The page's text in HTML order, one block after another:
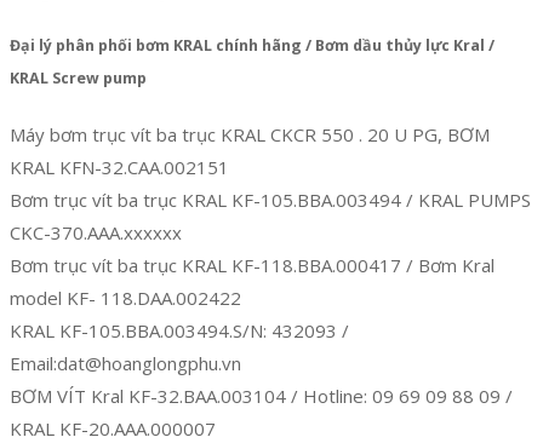
Đại lý phân phối bơm KRAL chính hãng / Bơm dầu thủy lực Kral /
KRAL Screw pump
Máy bơm trục vít ba trục KRAL CKCR 550 . 20 U PG, BƠM
KRAL KFN-32.CAA.002151
Bơm trục vít ba trục KRAL KF-105.BBA.003494 / KRAL PUMPS
CKC-370.AAA.xxxxxx
Bơm trục vít ba trục KRAL KF-118.BBA.000417 / Bơm Kral
model KF- 118.DAA.002422
KRAL KF-105.BBA.003494.S/N: 432093 /
Email:dat@hoanglongphu.vn
BƠM VÍT Kral KF-32.BAA.003104 / Hotline: 09 69 09 88 09 /
KRAL KF-20.AAA.000007